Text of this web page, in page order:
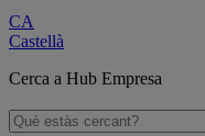
CA
Castellà
Cerca a Hub Empresa